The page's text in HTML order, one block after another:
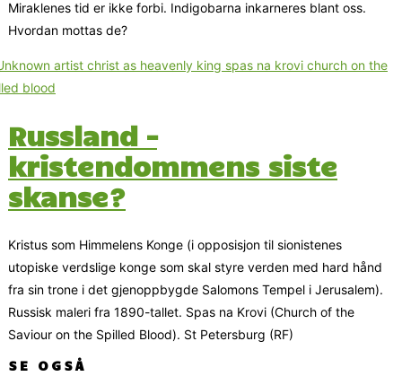
Miraklenes tid er ikke forbi. Indigobarna inkarneres blant oss.
Hvordan mottas de?
Russland –
kristendommens siste
skanse?
Kristus som Himmelens Konge (i opposisjon til sionistenes
utopiske verdslige konge som skal styre verden med hard hånd
fra sin trone i det gjenoppbygde Salomons Tempel i Jerusalem).
Russisk maleri fra 1890-tallet. Spas na Krovi (Church of the
Saviour on the Spilled Blood). St Petersburg (RF)
SE OGSÅ